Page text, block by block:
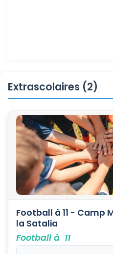
Extrascolaires (2)
Football à 11 - Camp
la Satalia
Football à 11